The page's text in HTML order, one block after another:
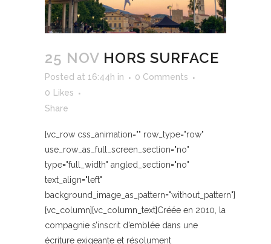
25 NOV HORS SURFACE
Posted at 16:44h in
0 Comments
0
Likes
Share
[vc_row css_animation="" row_type="row"
use_row_as_full_screen_section="no"
type="full_width" angled_section="no"
text_align="left"
background_image_as_pattern="without_pattern"]
[vc_column][vc_column_text]Créée en 2010, la
compagnie s’inscrit d’emblée dans une
écriture exigeante et résolument